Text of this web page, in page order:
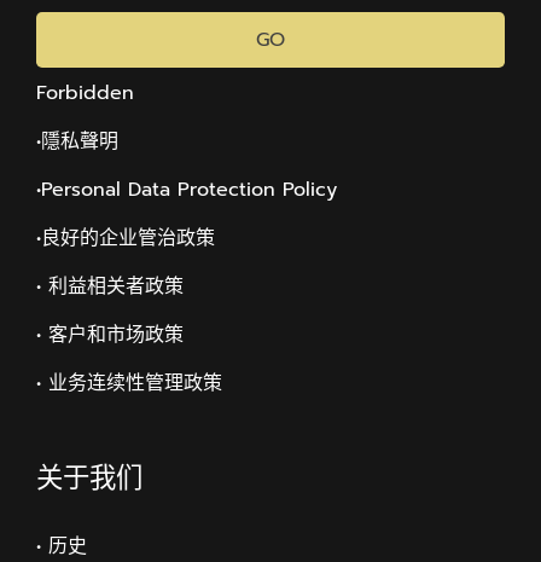
GO
Forbidden
•隱私聲明
•Personal Data Protection Policy
•良好的企业管治政策
• 利益相关者政策
• 客户和市场政策
• 业务连续性管理政策
关于我们
• 历史